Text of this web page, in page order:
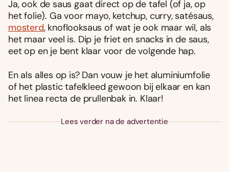
Ja, ook de saus gaat direct op de tafel (of ja, op
het folie). Ga voor mayo, ketchup, curry, satésaus,
mosterd, knoflooksaus of wat je ook maar wil, als
het maar veel is. Dip je friet en snacks in de saus,
eet op en je bent klaar voor de volgende hap.
En als alles op is? Dan vouw je het aluminiumfolie
of het plastic tafelkleed gewoon bij elkaar en kan
het linea recta de prullenbak in. Klaar!
Lees verder na de advertentie